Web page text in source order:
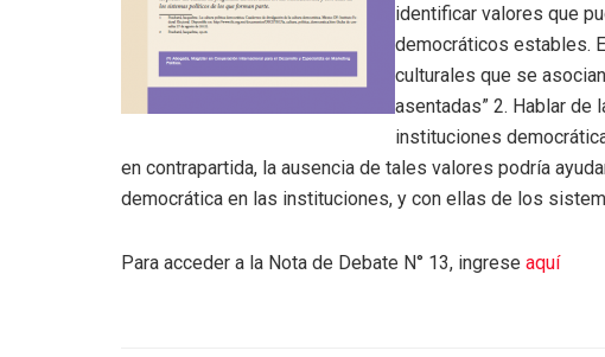
identificar valores que
democráticos estables.
culturales que se
asentadas” 2. Hablar de
instituciones
en contrapartida, la ausencia de tales valores podría
democrática en las instituciones, y con ellas de los
Para acceder a la Nota de Debate N° 13, ingrese aquí